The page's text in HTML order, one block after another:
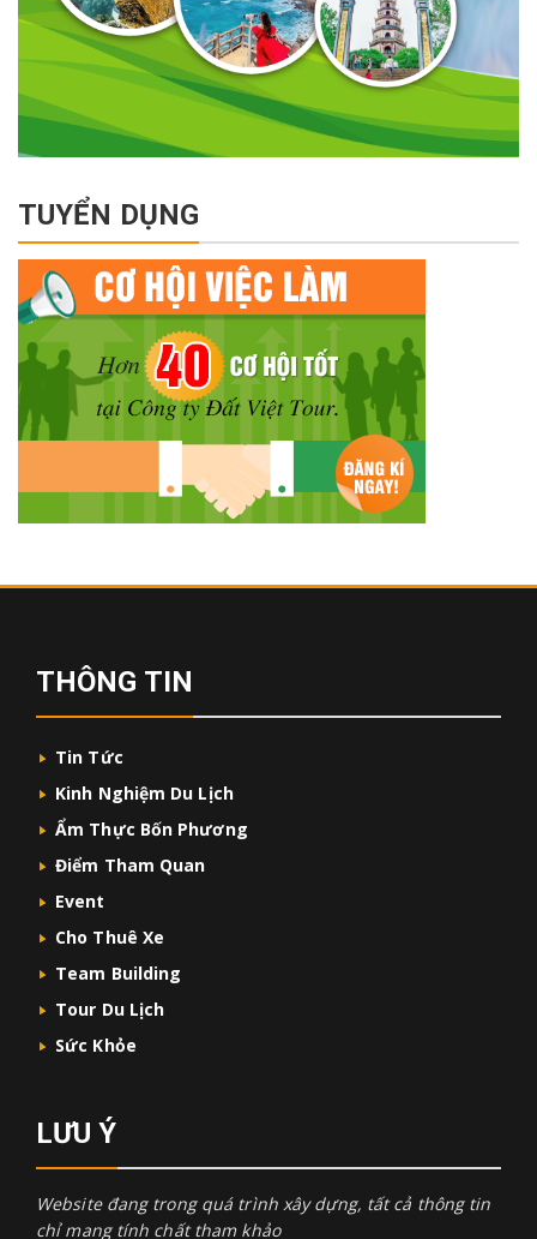
TUYỂN DỤNG
THÔNG TIN
Tin Tức
Kinh Nghiệm Du Lịch
Ẩm Thực Bốn Phương
Điểm Tham Quan
Event
Cho Thuê Xe
Team Building
Tour Du Lịch
Sức Khỏe
LƯU Ý
Website đang trong quá trình xây dựng, tất cả thông tin
chỉ mang tính chất tham khảo